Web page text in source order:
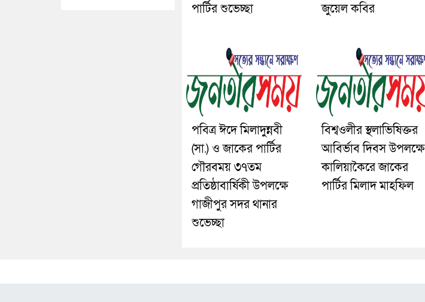
পার্টির শুভেচ্ছা
জুয়েল কবির
পবিত্র ঈদে মিলাদুন্নবী
(সা.) ও জাকের পার্টির
গৌরবময় ৩৭তম
প্রতিষ্ঠাবার্ষিকী উপলক্ষে
গাজীপুর সদর থানার
শুভেচ্ছা
বিশ্বওলীর স্থলাভিষিক্তর
আবির্ভাব দিবস উপলক্ষে
কালিয়াকৈরে জাকের
পার্টির মিলাদ মাহফিল